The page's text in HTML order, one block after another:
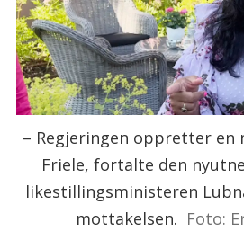
– Regjeringen oppretter en
Friele, fortalte den
likestillingsministeren
mottakelsen. Foto: